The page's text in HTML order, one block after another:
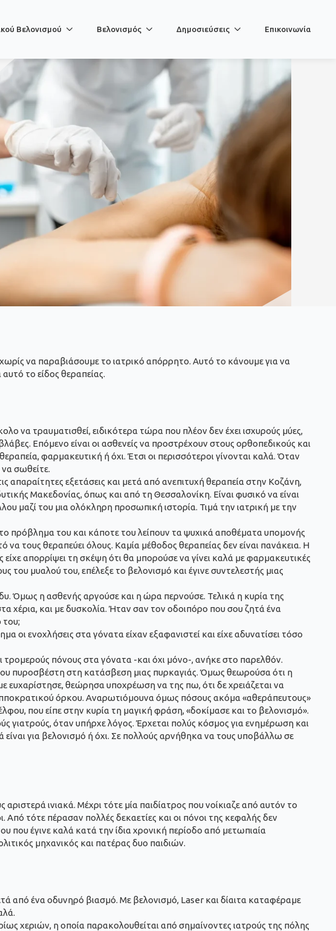
Βελονισμού Βελονισμός Δημοσιεύσεις Επικοινωνία
να παραβιάσουμε το ιατρικό απόρρητο. Αυτό το κάνουμε για να
το είδος θεραπείας.
να τραυματισθεί, ειδικότερα τώρα που πλέον δεν έχει ισχυρούς μύες,
Επόμενο είναι οι ασθενείς να προστρέχουν στους ορθοπεδικούς και
φαρμακευτική ή όχι. Έτσι οι περισσότεροι γίνονται καλά. Όταν
σωθείτε.
εξετάσεις και μετά από ανεπιτυχή θεραπεία στην Κοζάνη,
Μακεδονίας, όπως και από τη Θεσσαλονίκη. Είναι φυσικό να είναι
μαζί του μια ολόκληρη προσωπική ιστορία. Τιμά την ιατρική με την
πρόβλημα του και κάποτε του λείπουν τα ψυχικά αποθέματα υπομονής
να τους θεραπεύει όλους. Καμία μέθοδος θεραπείας δεν είναι πανάκεια. Η
απορρίψει τη σκέψη ότι θα μπορούσε να γίνει καλά με φαρμακευτικές
μυαλού του, επέλεξε το βελονισμό και έγινε συντελεστής μιας
Όμως η ασθενής αργούσε και η ώρα περνούσε. Τελικά η κυρία της
χέρια, και με δυσκολία. Ήταν σαν τον οδοιπόρο που σου ζητά ένα
του;
ενοχλήσεις στα γόνατα είχαν εξαφανιστεί και είχε αδυνατίσει τόσο
τρομερούς πόνους στα γόνατα -και όχι μόνο-, ανήκε στο παρελθόν.
πυροσβέστη στη κατάσβεση μιας πυρκαγιάς. Όμως θεωρούσα ότι η
ευχαρίστησε, θεώρησα υποχρέωση να της πω, ότι δε χρειάζεται να
όρκου. Αναρωτιόμουνα όμως πόσους ακόμα «αθεράπευτους»
που είπε στην κυρία τη μαγική φράση, «δοκίμασε και το βελονισμό».
γιατρούς, όταν υπήρχε λόγος. Έρχεται πολύς κόσμος για ενημέρωση και
για βελονισμό ή όχι. Σε πολλούς αρνήθηκα να τους υποβάλλω σε
ινιακά. Μέχρι τότε μία παιδίατρος που νοίκιαζε από αυτόν το
Από τότε πέρασαν πολλές δεκαετίες και οι πόνοι της κεφαλής δεν
που έγινε καλά κατά την ίδια χρονική περίοδο από μετωπιαία
μηχανικός και πατέρας δυο παιδιών.
από ένα οδυνηρό βιασμό. Με βελονισμό, Laser και δίαιτα καταφέραμε
χεριών, η οποία παρακολουθείται από σημαίνοντες ιατρούς της πόλης